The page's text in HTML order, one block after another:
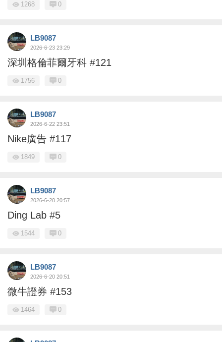
1268 0
LB9087
2026-6-23 23:29
深圳格倫菲爾牙科 #121
1756 0
LB9087
2026-6-22 23:51
Nike廣告 #117
1849 0
LB9087
2026-6-20 20:57
Ding Lab #5
1544 0
LB9087
2026-6-20 20:51
微牛證券 #153
1464 0